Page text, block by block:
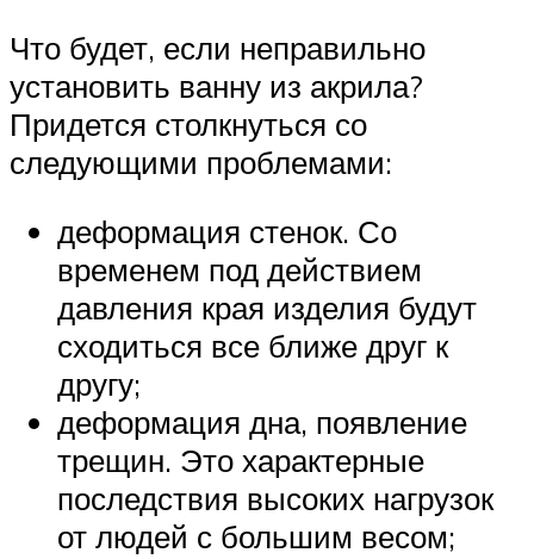
Что будет, если неправильно
установить ванну из акрила?
Придется столкнуться со
следующими проблемами:
деформация стенок. Со
временем под действием
давления края изделия будут
сходиться все ближе друг к
другу;
деформация дна, появление
трещин. Это характерные
последствия высоких нагрузок
от людей с большим весом;